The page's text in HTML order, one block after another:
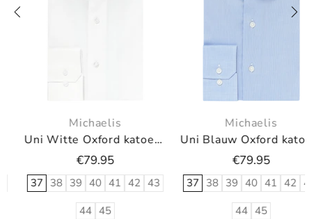
Michaelis
Uni Blauw Oxford katoenen overhemd
€79.95
38 39 40 41 42
43
45
Michaelis
Uni blauw overhemd
€79.95
38 39 40 41 42
43
45